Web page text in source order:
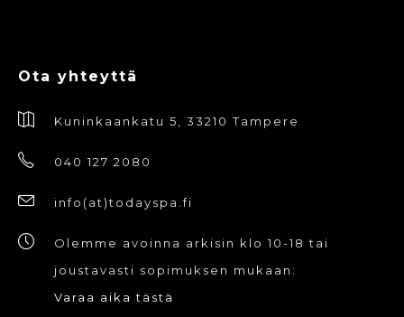
Ota yhteyttä
Kuninkaankatu 5, 33210 Tampere
040 127 2080
info(at)todayspa.fi
Olemme avoinna arkisin klo 10-18 tai
joustavasti sopimuksen mukaan:
Varaa aika tästä